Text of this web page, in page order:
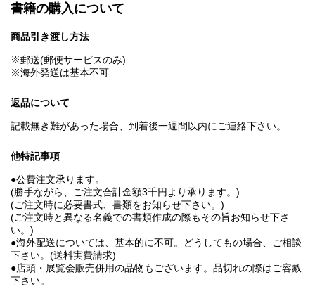
書籍の購入について
商品引き渡し方法
※郵送(郵便サービスのみ)
※海外発送は基本不可
返品について
記載無き難があった場合、到着後一週間以内にご連絡下さい。
他特記事項
●公費注文承ります。
(勝手ながら、ご注文合計金額3千円より承ります。)
(ご注文時に必要書式、書類をお知らせ下さい。)
(ご注文時と異なる名義での書類作成の際もその旨お知らせ下さ
い。)
●海外配送については、基本的に不可。どうしてもの場合、ご相談
下さい。(送料実費請求)
●店頭・展覧会販売併用の品物もございます。品切れの際はご容赦
下さい。